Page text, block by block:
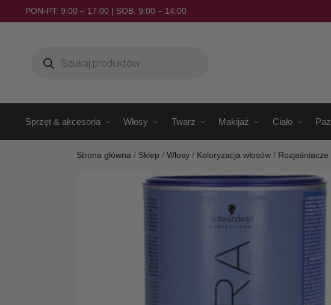
PON-PT: 9:00 – 17:00 | SOB: 9:00 – 14:00
Sprzęt & akcesoria Włosy Twarz Makijaż Ciało
Strona główna / Sklep /Włosy / Koloryzacja włosów / Rozjaśniacze